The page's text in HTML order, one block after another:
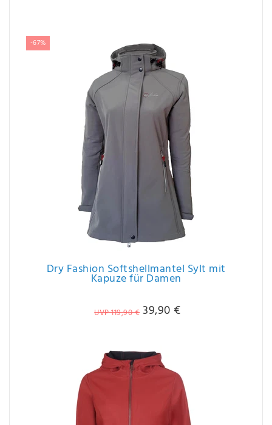
-67%
Dry Fashion Softshellmantel Sylt mit
Kapuze für Damen
UVP 119,90 € 39,90 €